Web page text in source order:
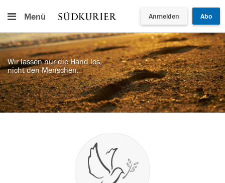
Menü Anmelden Abo
Wir lassen nur die Hand los,
nicht den Menschen.